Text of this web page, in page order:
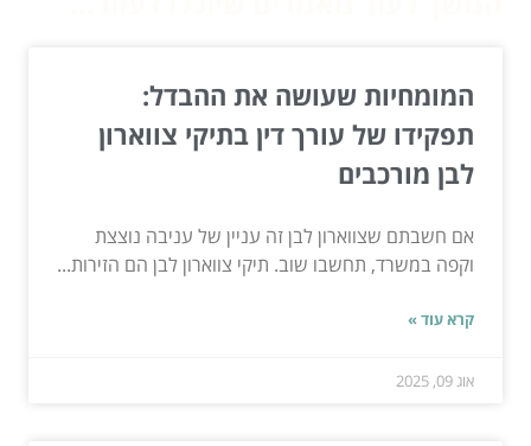
המומחיות שעושה את ההבדל:
תפקידו של עורך דין בתיקי צווארון
לבן מורכבים
אם חשבתם שצווארון לבן זה עניין של עניבה נוצצת
וקפה במשרד, תחשבו שוב. תיקי צווארון לבן הם הזירות...
קרא עוד »
אוג 09, 2025